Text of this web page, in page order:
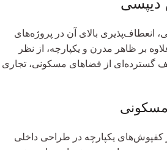
دیپسی
انعطاف‌پذیری بالای آن در پروژه‌های
بر ظاهر مدرن و یکپارچه، از نظر
گسترده‌ای از فضاهای مسکونی، تجاری
کفپوش‌های یکپارچه در طراحی داخلی